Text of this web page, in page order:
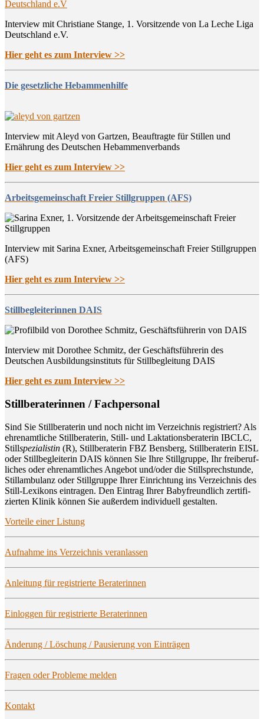
Interview mit Christiane Stange, 1. Vorsitzende von La Leche Liga
Deutschland e.V.
Hier geht es zum Interview >>
Die gesetzliche Hebammenhilfe
Interview mit Aleyd von Gartzen, Beauftragte für Stillen und
Ernährung des Deutschen Hebammenverbands
Hier geht es zum Interview >>
Arbeitsgemeinschaft Freier Stillgruppen (AFS)
Interview mit Sarina Exner, Arbeitsgemeinschaft Freier Stillgruppen
(AFS)
Hier geht es zum Interview >>
Stillbegleiterinnen DAIS
Interview mit Dorothee Schmitz, der Geschäftsführerin des
Deutschen Ausbildungsinstituts für Stillbegleitung DAIS
Hier geht es zum Interview >>
Still­be­ra­te­rin­nen / Fachpersonal
Sind Sie Still­be­ra­te­rin und noch nicht im Ver­zeich­nis regis­triert? Als
ehren­amt­li­che Still­be­ra­te­rin, Still- und Lak­ta­ti­ons­be­ra­te­rin IBCLC,
Stillspe­zia­lis­tin (R), Still­be­ra­te­rin FBZ Bens­berg, Still­be­ra­te­rin EISL
oder Still­be­glei­te­rin DAIS kön­nen Sie Ihre Still­grup­pe, Ihr frei­be­ruf­
li­ches oder ehren­amt­li­ches Ange­bot und/oder die Still­sprech­stun­de,
Still­am­bu­lanz oder Still­grup­pe Ihrer Ein­rich­tung ins Ver­zeich­nis des
Still-Lexi­kons ein­tra­gen. Den Ein­trag Ihrer Baby­freund­lich zer­ti­fi­
zier­ten Kli­nik kön­nen Sie außer­dem indi­vi­du­ell gestalten.
Vor­tei­le einer Listung
Auf­nah­me ins Ver­zeich­nis veranlassen
Anlei­tung für regis­trier­te Beraterinnen
Ein­log­gen für regis­trier­te Beraterinnen
Ände­rung / Löschung / Pau­sie­rung von Einträgen
Fra­gen oder Pro­ble­me melden
Kon­takt